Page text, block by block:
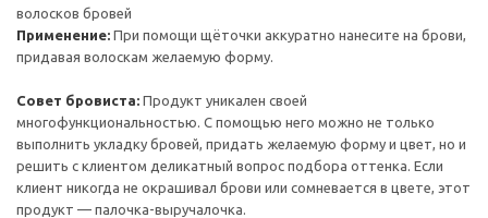
волосков бровей
Применение: При помощи щёточки аккуратно нанесите на брови,
придавая волоскам желаемую форму.
Совет бровиста: Продукт уникален своей
многофункциональностью. С помощью него можно не только
выполнить укладку бровей, придать желаемую форму и цвет, но и
решить с клиентом деликатный вопрос подбора оттенка. Если
клиент никогда не окрашивал брови или сомневается в цвете, этот
продукт — палочка-выручалочка.